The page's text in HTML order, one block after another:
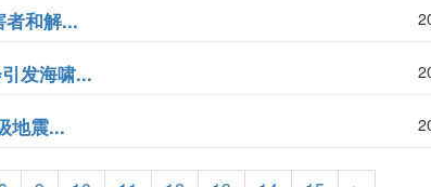
者和解...
发海啸...
地震...